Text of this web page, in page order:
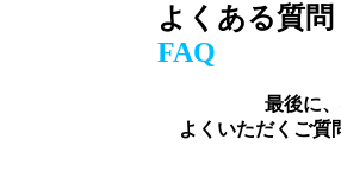
よくある質問
FAQ
最後に
よくいただくご質